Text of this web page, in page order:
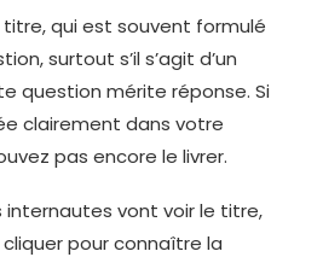
qui est souvent formulé
surtout s’il s’agit d’un
question mérite réponse. Si
clairement dans votre
pas encore le livrer.
internautes vont voir le titre,
pour connaître la